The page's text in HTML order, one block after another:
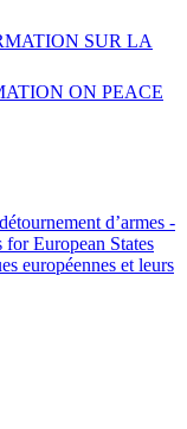
SUR LA
ON PEACE
d’armes -
European States
européennes et leurs